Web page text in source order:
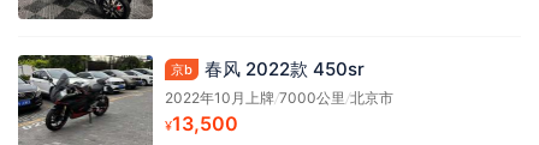
京b 春风 2022款 450sr
2022年10月上牌/7000公里 /北京市
¥13,500